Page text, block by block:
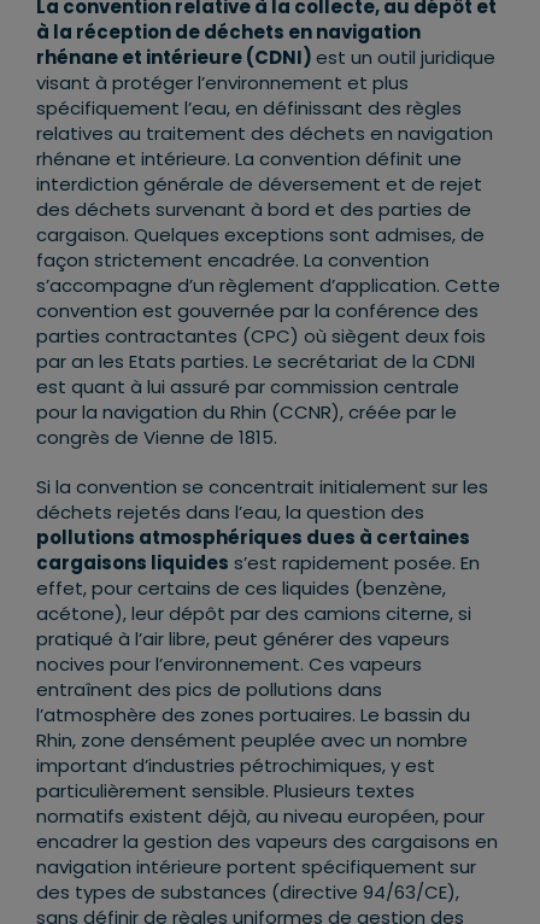
La convention relative à la collecte, au dépôt et
à la réception de déchets en navigation
rhénane et intérieure (CDNI)est un outil juridique
visant à protéger l’environnement et plus
spécifiquement l’eau, en définissant des règles
relatives au traitement des déchets en navigation
rhénane et intérieure. La convention définit une
interdiction générale de déversement et de rejet
des déchets survenant à bord et des parties de
cargaison. Quelques exceptions sont admises, de
façon strictement encadrée. La convention
s’accompagne d’un règlement d’application. Cette
convention est gouvernée par la conférence des
parties contractantes (CPC) où siègent deux fois
par an les Etats parties. Le secrétariat de la CDNI
est quant à lui assuré par commission centrale
pour la navigation du Rhin (CCNR), créée par le
congrès de Vienne de 1815.
Si la convention se concentrait initialement sur les
déchets rejetés dans l’eau, la question des
pollutions atmosphériques dues à certaines
cargaisons liquides s’est rapidement posée. En
effet, pour certains de ces liquides (benzène,
acétone), leur dépôt par des camions citerne, si
pratiqué à l’air libre, peut générer des vapeurs
nocives pour l’environnement. Ces vapeurs
entraînent des pics de pollutions dans
l’atmosphère des zones portuaires. Le bassin du
Rhin, zone densément peuplée avec un nombre
important d’industries pétrochimiques, y est
particulièrement sensible. Plusieurs textes
normatifs existent déjà, au niveau européen, pour
encadrer la gestion des vapeurs des cargaisons en
navigation intérieure portent spécifiquement sur
des types de substances (directive 94/63/CE),
sans définir de règles uniformes de gestion des